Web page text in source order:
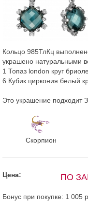
Кольцо 985ТлКц
украшено натуральными
1 Топаз london круг
6 Кубик циркония белый
Это украшение подходит
Скорпион
Цена: ПО
Бонус при покупке: 1 005 р.